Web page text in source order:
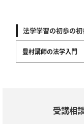
法学学習の初歩の
豊村講師の法学入門
受講相